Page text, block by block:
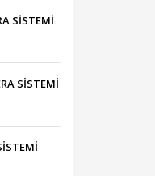
SİSTEMİ
SİSTEMİ